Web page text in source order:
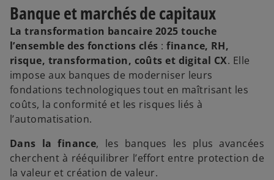
Banque et marchés de capitaux
La transformation bancaire 2025 touche
l’ensemble des fonctions clés :finance, RH,
risque, transformation, coûts et digital CX. Elle
impose aux banques de moderniser leurs
fondations technologiques tout en maîtrisant les
coûts, la conformité et les risques liés à
l’automatisation.
Dans la finance, les banques les plus avancées
cherchent à rééquilibrer l’effort entre protection de
la valeur et création de valeur.